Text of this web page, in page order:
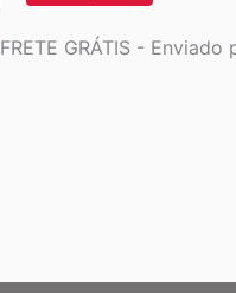
FRETE GRÁTIS -